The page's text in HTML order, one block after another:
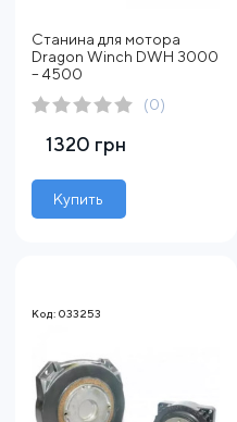
Станина для мотора
Dragon Winch DWH 3000
– 4500
(0)
1320 грн
Купить
Код: 033253